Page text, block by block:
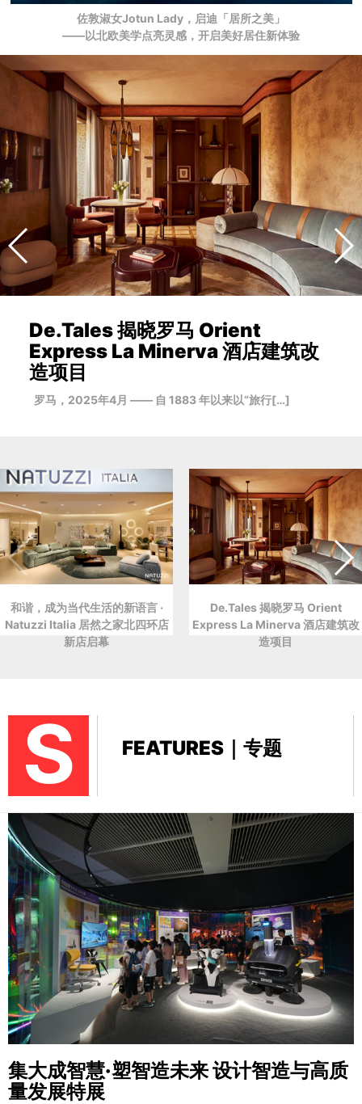
佐敦淑女Jotun Lady，启迪「居所之美」
——以北欧美学点亮灵感，开启美好居住新体验
De.Tales 揭晓罗马 Orient
Express La Minerva 酒店建筑改
造项目
罗马，2025年4月 —— 自 1883 年以来以“旅行[…]
和谐，成为当代生活的新语言 ·
Natuzzi Italia 居然之家北四环店
新店启幕
De.Tales 揭晓罗马 Orient
Express La Minerva 酒店建筑改
造项目
S FEATURES｜专题
集大成智慧·塑智造未来设计智造与高质
量发展特展